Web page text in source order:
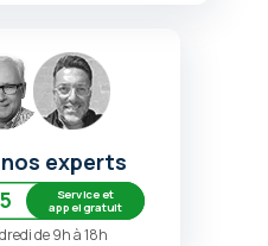
experts
Service et
appel gratuit
de 9h à 18h